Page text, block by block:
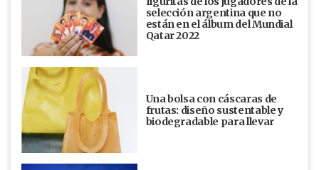
selección argentina que no
están en el álbum del Mundial
Qatar 2022
Una bolsa con cáscaras de
frutas: diseño sustentable y
biodegradable para llevar